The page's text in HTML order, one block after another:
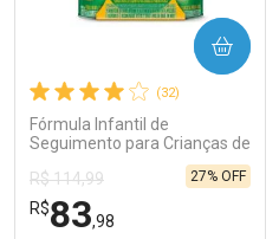
(32)
Fórmula Infantil de
Seguimento para Crianças de
Primeira Infância Nestonutri
2 Unidades de 800g cada
R$ 114,99
R$83,98
27% OFF
COMPRAR